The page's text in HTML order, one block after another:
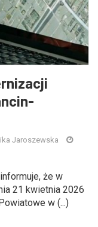
Jaroszewska
że w
21 kwietnia 2026
w (...)